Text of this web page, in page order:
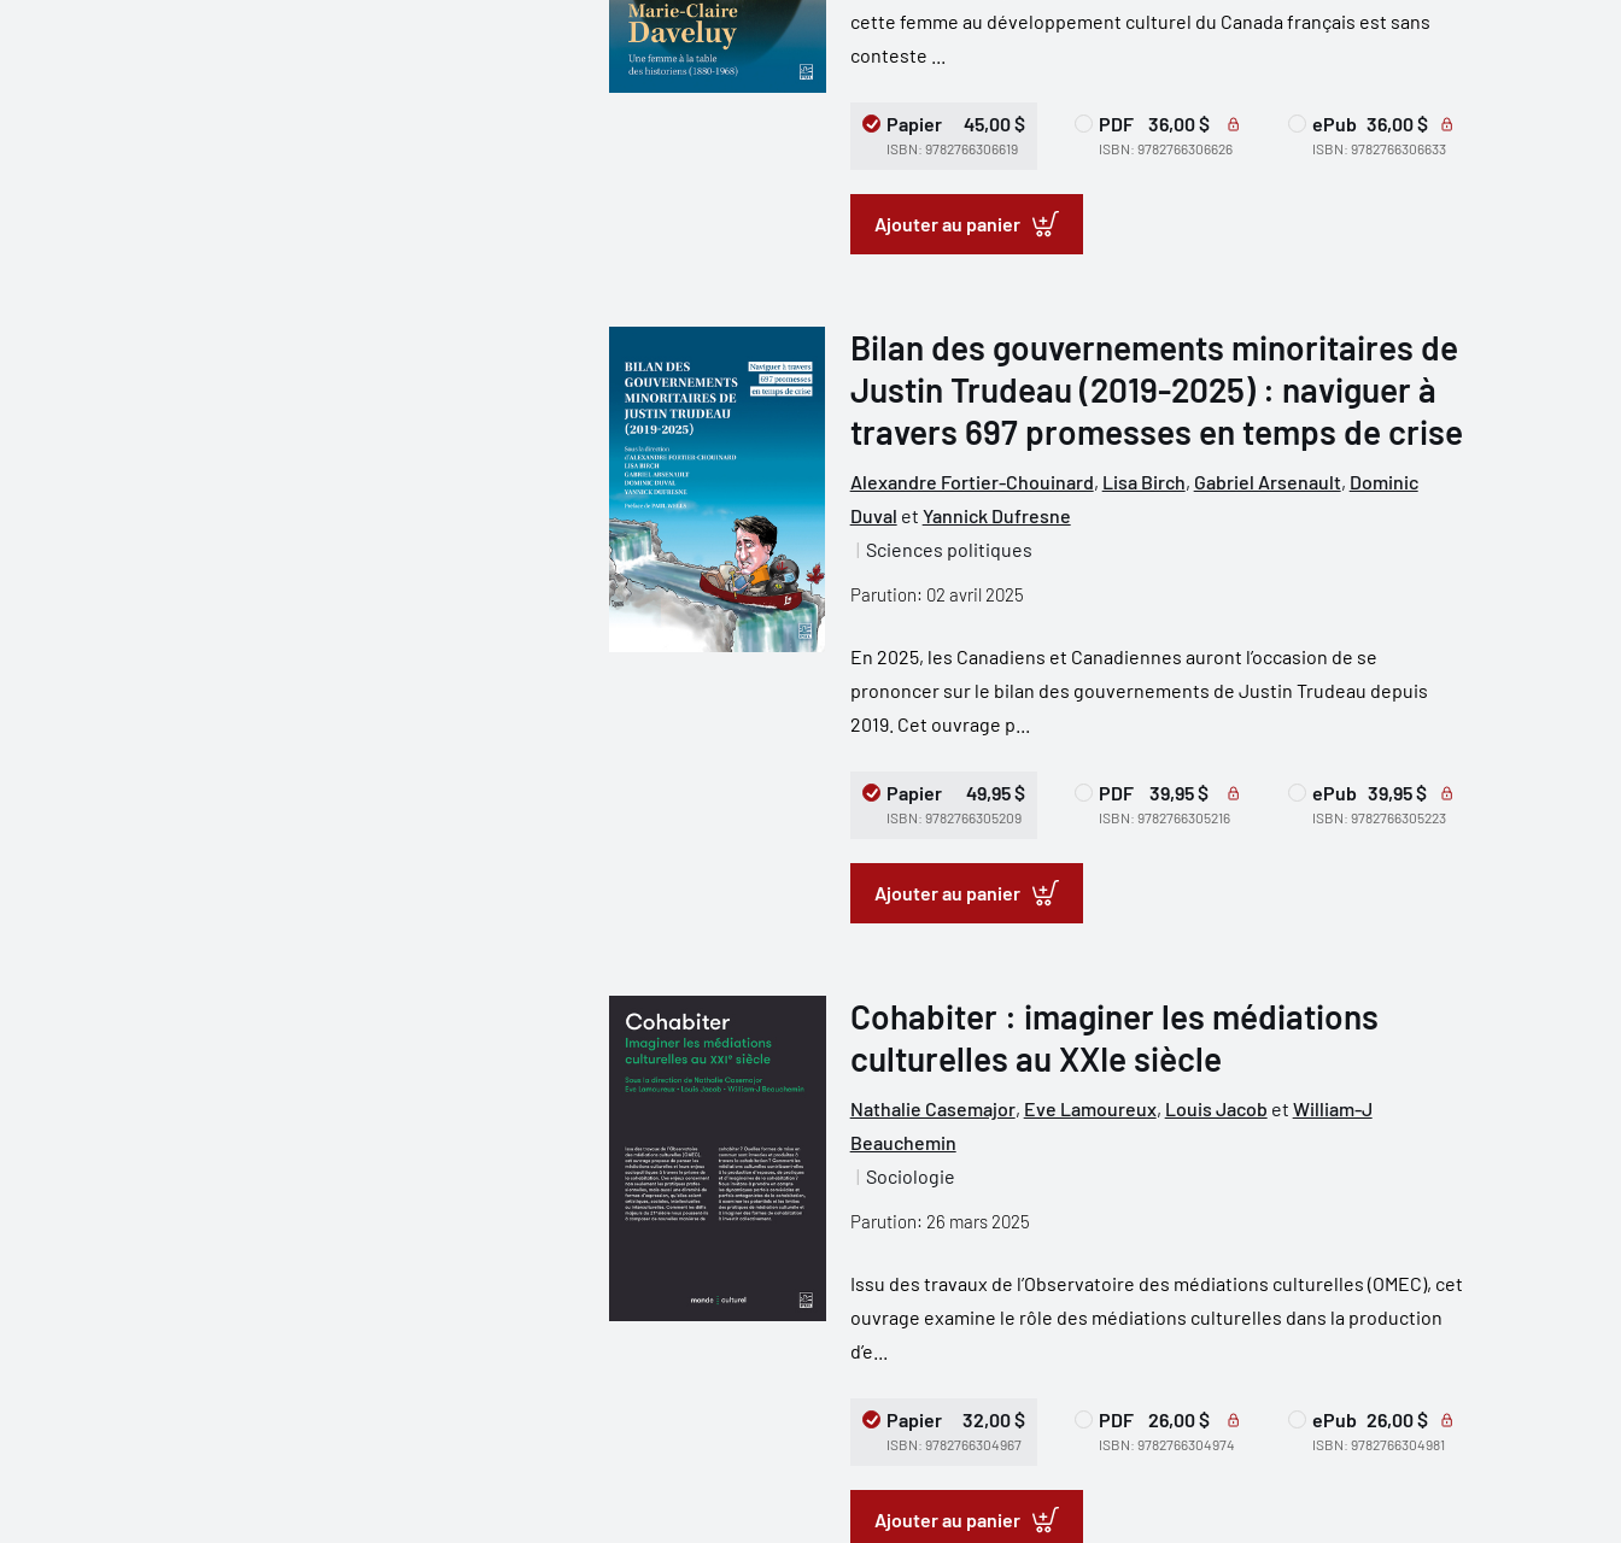
cette femme au développement culturel du Canada français est sans
conteste ...
Papier 45,00 $
ISBN: 9782766306619
PDF 36,00 $
ISBN: 9782766306626
ePub 36,00 $
ISBN: 9782766306633
Ajouter au panier
Bilan des gouvernements minoritaires de
Justin Trudeau (2019-2025) : naviguer à
travers 697 promesses en temps de crise
Alexandre Fortier-Chouinard, Lisa Birch, Gabriel Arsenault, Dominic
Duval et Yannick Dufresne
Sciences politiques
Parution: 02 avril 2025
En 2025, les Canadiens et Canadiennes auront l’occasion de se
prononcer sur le bilan des gouvernements de Justin Trudeau depuis
2019. Cet ouvrage p...
Papier 49,95 $
ISBN: 9782766305209
PDF 39,95 $
ISBN: 9782766305216
ePub 39,95 $
ISBN: 9782766305223
Ajouter au panier
Cohabiter : imaginer les médiations
culturelles au XXIe siècle
Nathalie Casemajor, Eve Lamoureux, Louis Jacob et William-J
Beauchemin
Sociologie
Parution: 26 mars 2025
Issu des travaux de l’Observatoire des médiations culturelles (OMEC), cet
ouvrage examine le rôle des médiations culturelles dans la production
d’e...
Papier 32,00 $
ISBN: 9782766304967
PDF 26,00 $
ISBN: 9782766304974
ePub 26,00 $
ISBN: 9782766304981
Ajouter au panier